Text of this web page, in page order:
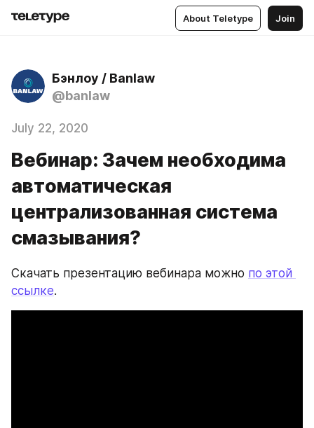
About Teletype Join
Бэнлоу / Banlaw
@banlaw
July 22, 2020
Вебинар: Зачем необходима
автоматическая
централизованная система
смазывания?
Скачать презентацию вебинара можно по этой
ссылке.